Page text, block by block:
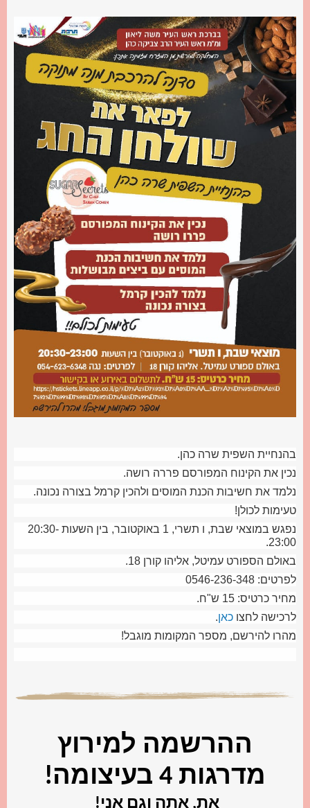
בהנחיית השפית שרה כהן.
נכין את הקינוח המפורסם פררה רושה.
נלמד את חשיבות הכנת המוסים ולהכין קרמל בצורה נכונה.
טעימות לכולן!
נפגש במוצאי שבת, ו תשרי, 1 באוקטובר, בין השעות 20:30-
23:00.
באולם הספורט עמיטל, אליהו קורן 18.
לפרטים: 0546-236-348
מחיר כרטיס: 15 ש"ח.
לרכישה לחצו כאן.
מהרו להירשם, מספר המקומות מוגבל!
ההרשמה למירוץ
מדרגות 4 בעיצומה!
את, אתה וגם אני!